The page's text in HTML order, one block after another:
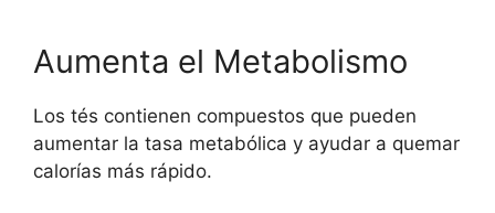
Aumenta el Metabolismo
Los tés contienen compuestos que pueden
aumentar la tasa metabólica y ayudar a quemar
calorías más rápido.